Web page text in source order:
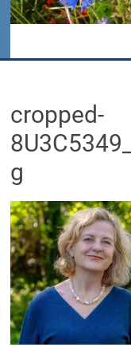
cropped-
g